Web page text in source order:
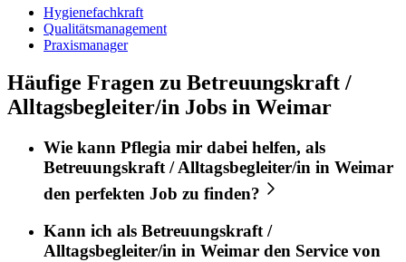
Hygienefachkraft
Qualitätsmanagement
Praxismanager
Häufige Fragen zu Betreuungskraft /
Alltagsbegleiter/in Jobs in Weimar
Wie kann Pflegia mir dabei helfen, als
Betreuungskraft / Alltagsbegleiter/in in Weimar
den perfekten Job zu finden?
Kann ich als Betreuungskraft /
Alltagsbegleiter/in in Weimar den Service von